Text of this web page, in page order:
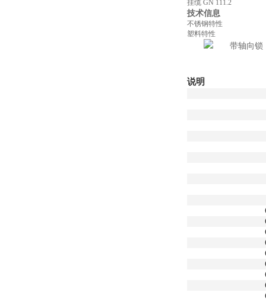
挂缆 GN 111.2
技术信息
不锈钢特性
塑料特性
说明